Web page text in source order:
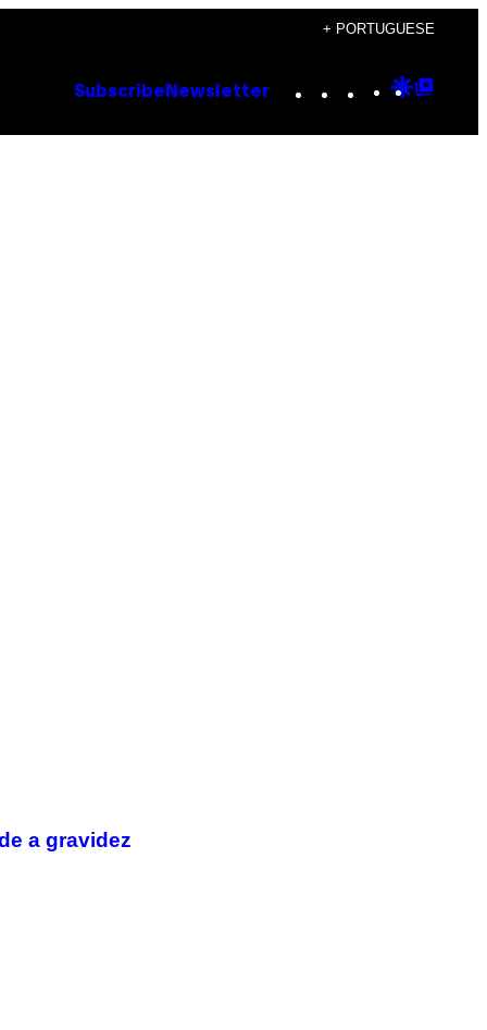
+ PORTUGUESE
Subscribe Newsletter Instagram
TikTok
YouTube
Google
a gravidez